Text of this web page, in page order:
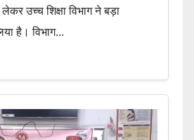
उच्च शिक्षा विभाग ने बड़ा
है। विभाग...